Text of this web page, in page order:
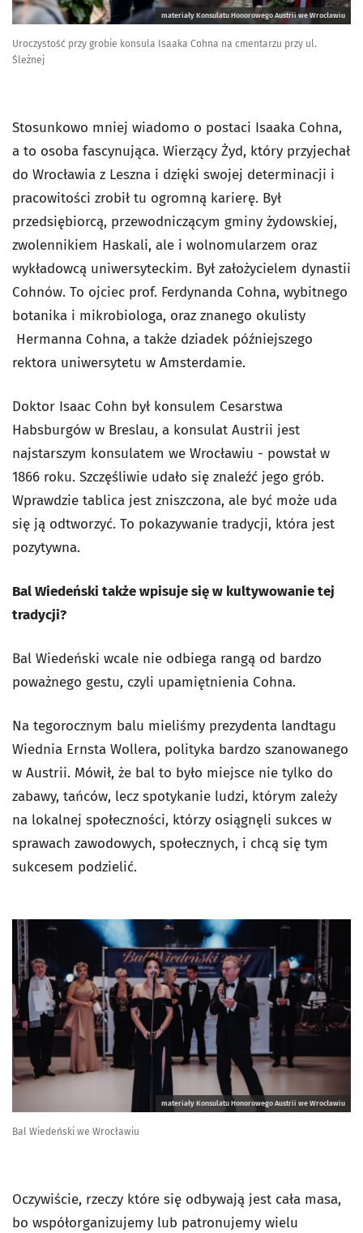
materiały Konsulatu Honorowego Austrii we Wrocławiu
Uroczystość przy grobie konsula Isaaka Cohna na cmentarzu przy ul.
Śleżnej
Stosunkowo mniej wiadomo o postaci Isaaka Cohna,
a to osoba fascynująca. Wierzący Żyd, który przyjechał
do Wrocławia z Leszna i dzięki swojej determinacji i
pracowitości zrobił tu ogromną karierę. Był
przedsiębiorcą, przewodniczącym gminy żydowskiej,
zwolennikiem Haskali, ale i wolnomularzem oraz
wykładowcą uniwersyteckim. Był założycielem dynastii
Cohnów. To ojciec prof. Ferdynanda Cohna, wybitnego
botanika i mikrobiologa, oraz znanego okulisty
Hermanna Cohna, a także dziadek późniejszego
rektora uniwersytetu w Amsterdamie.
Doktor Isaac Cohn był konsulem Cesarstwa
Habsburgów w Breslau, a konsulat Austrii jest
najstarszym konsulatem we Wrocławiu - powstał w
1866 roku. Szczęśliwie udało się znaleźć jego grób.
Wprawdzie tablica jest zniszczona, ale być może uda
się ją odtworzyć. To pokazywanie tradycji, która jest
pozytywna.
Bal Wiedeński także wpisuje się w kultywowanie tej
tradycji?
Bal Wiedeński wcale nie odbiega rangą od bardzo
poważnego gestu, czyli upamiętnienia Cohna.
Na tegorocznym balu mieliśmy prezydenta landtagu
Wiednia Ernsta Wollera, polityka bardzo szanowanego
w Austrii. Mówił, że bal to było miejsce nie tylko do
zabawy, tańców, lecz spotykanie ludzi, którym zależy
na lokalnej społeczności, którzy osiągnęli sukces w
sprawach zawodowych, społecznych, i chcą się tym
sukcesem podzielić.
materiały Konsulatu Honorowego Austrii we Wrocławiu
Bal Wiedeński we Wrocławiu
Oczywiście, rzeczy które się odbywają jest cała masa,
bo współorganizujemy lub patronujemy wielu